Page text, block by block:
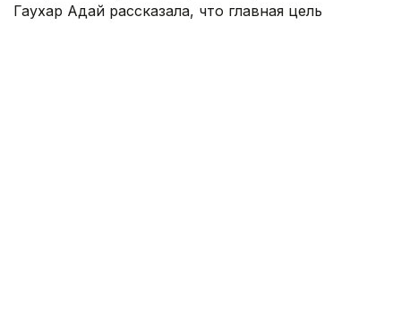
Гаухар Адай рассказала, что главная цель